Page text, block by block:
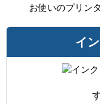
お使いのプリン
イ